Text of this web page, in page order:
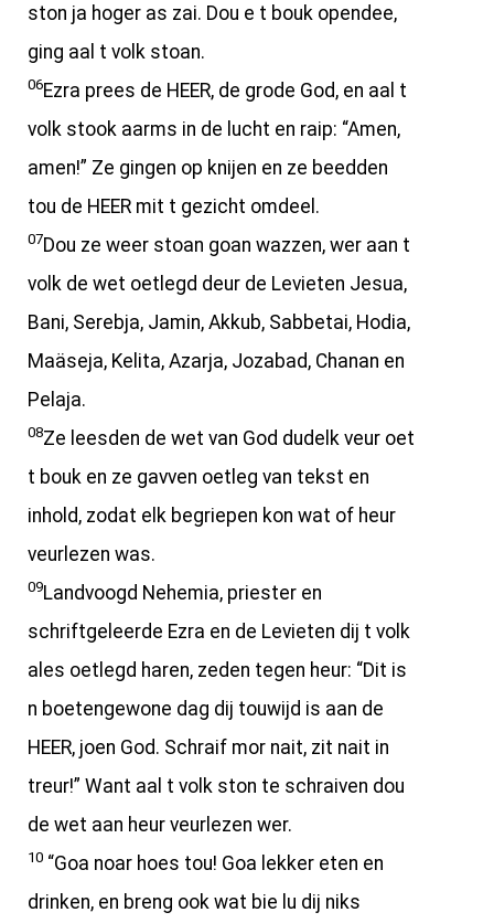
ston ja hoger as zai. Dou e t bouk opendee,
ging aal t volk stoan.
06Ezra prees de HEER, de grode God, en aal t
volk stook aarms in de lucht en raip: “Amen,
amen!” Ze gingen op knijen en ze beedden
tou de HEER mit t gezicht omdeel.
07Dou ze weer stoan goan wazzen, wer aan t
volk de wet oetlegd deur de Levieten Jesua,
Bani, Serebja, Jamin, Akkub, Sabbetai, Hodia,
Maäseja, Kelita, Azarja, Jozabad, Chanan en
Pelaja.
08Ze leesden de wet van God dudelk veur oet
t bouk en ze gavven oetleg van tekst en
inhold, zodat elk begriepen kon wat of heur
veurlezen was.
09Landvoogd Nehemia, priester en
schriftgeleerde Ezra en de Levieten dij t volk
ales oetlegd haren, zeden tegen heur: “Dit is
n boetengewone dag dij touwijd is aan de
HEER, joen God. Schraif mor nait, zit nait in
treur!” Want aal t volk ston te schraiven dou
de wet aan heur veurlezen wer.
10 “Goa noar hoes tou! Goa lekker eten en
drinken, en breng ook wat bie lu dij niks